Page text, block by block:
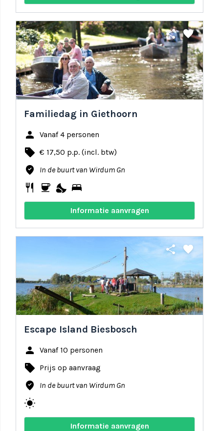
share favorite
Familiedag in Giethoorn
person Vanaf 4 personen
local_offer € 17,50 p.p. (incl. btw)
where_to_vote In de buurt van Wirdum Gn
restaurant coffee nights_stay bed
Informatie aanvragen
share favorite
Escape Island Biesbosch
person Vanaf 10 personen
local_offer Prijs op aanvraag
where_to_vote In de buurt van Wirdum Gn
wb_sunny
Informatie aanvragen